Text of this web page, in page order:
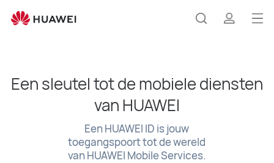
Een sleutel tot de mobiele diensten
van HUAWEI
Een HUAWEI ID is jouw
toegangspoort tot de wereld
van HUAWEI Mobile Services.